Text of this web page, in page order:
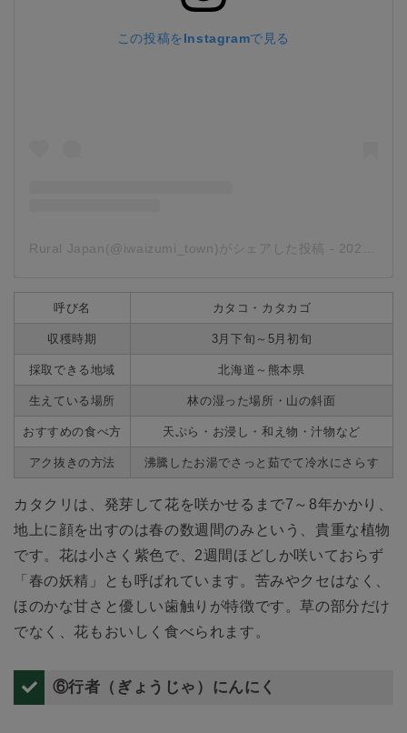
この投稿をInstagramで見る
Rural Japan(@iwaizumi_town)がシェアした投稿 - 2020年 5月月12日午後6時32分PDT
呼び名 カタコ・カタカゴ
収穫時期 3月下旬～5月初旬
採取できる地域 北海道～熊本県
生えている場所 林の湿った場所・山の斜面
おすすめの食べ方 天ぷら・お浸し・和え物・汁物など
アク抜きの方法 沸騰したお湯でさっと茹でて冷水にさらす
カタクリは、発芽して花を咲かせるまで7～8年かかり、
地上に顔を出すのは春の数週間のみという、貴重な植物
です。花は小さく紫色で、2週間ほどしか咲いておらず
「春の妖精」とも呼ばれています。苦みやクセはなく、
ほのかな甘さと優しい歯触りが特徴です。草の部分だけ
でなく、花もおいしく食べられます。
⑥行者（ぎょうじゃ）にんにく